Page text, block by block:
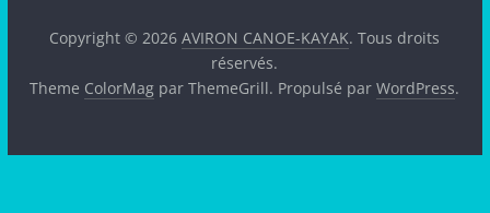
Copyright © 2026AVIRON CANOE-KAYAK. Tous droits
réservés.
Theme ColorMag par ThemeGrill. Propulsé parWordPress.